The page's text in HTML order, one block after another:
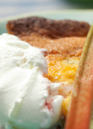
KOTIKOKIT